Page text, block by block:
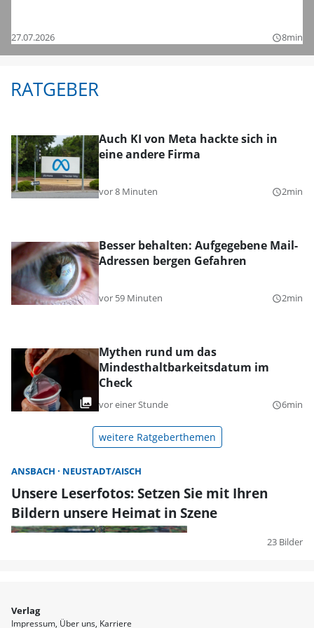
27.07.2026 query_builder8min
RATGEBER
Auch KI von Meta hackte sich in
eine andere Firma
vor 8 Minuten query_builder2min
Besser behalten: Aufgegebene Mail-
Adressen bergen Gefahren
vor 59 Minuten query_builder2min
Mythen rund um das
Mindesthaltbarkeitsdatum im
Check
vor einer Stunde query_builder6min
weitere Ratgeberthemen
ANSBACH NEUSTADT/AISCH
Unsere Leserfotos: Setzen Sie mit Ihren
Bildern unsere Heimat in Szene
23 Bilder
Verlag
Impressum Über uns Karriere